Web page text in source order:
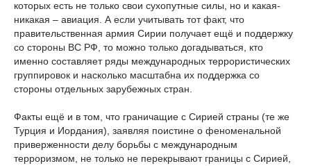
которых есть не только свои сухопутные силы, но и какая-
никакая – авиация. А если учитывать тот факт, что
правительственная армия Сирии получает ещё и поддержку
со стороны ВС РФ, то можно только догадываться, кто
именно составляет ряды международных террористических
группировок и насколько масштабна их поддержка со
стороны отдельных зарубежных стран.
Факты ещё и в том, что граничащие с Сирией страны (те же
Турция и Иордания), заявляя поистине о феноменальной
приверженности делу борьбы с международным
терроризмом, не только не перекрывают границы с Сирией,